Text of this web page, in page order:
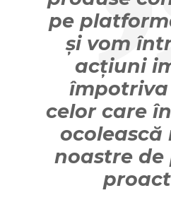
pe
și vom
acțiuni
celor care
ocolească
noastre